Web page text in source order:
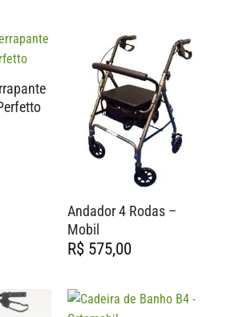
Andador 4 Rodas –
Mobil
R$575,00